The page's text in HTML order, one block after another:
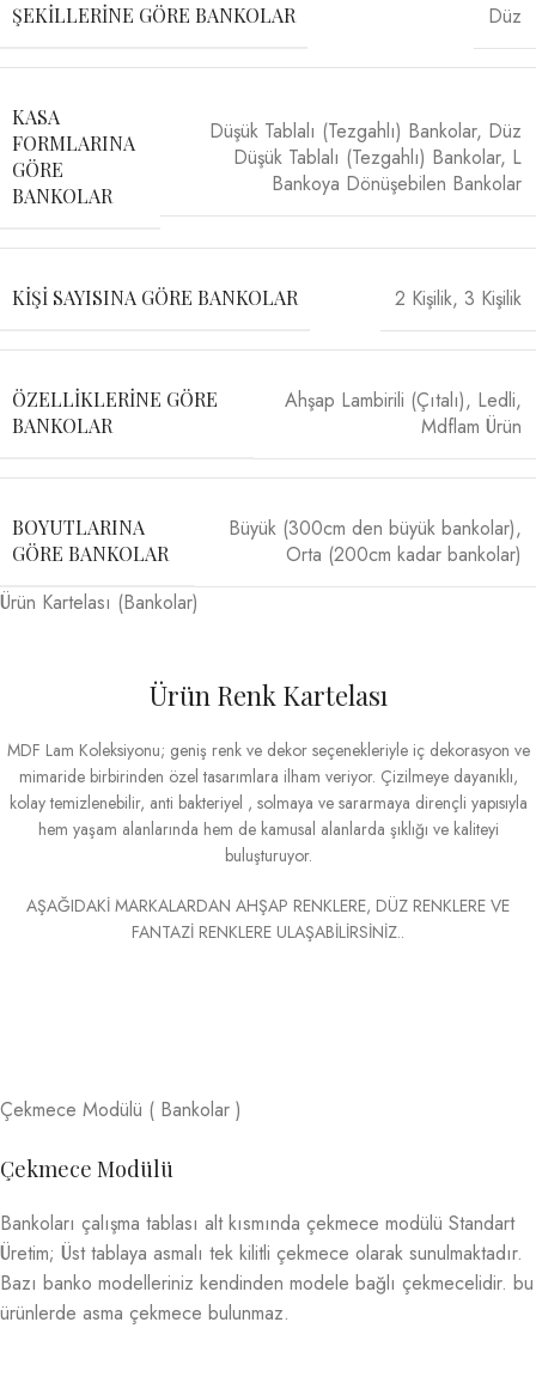
ŞEKILLERINE GÖRE BANKOLAR Düz
KASA
FORMLARINA
GÖRE
BANKOLAR
Düşük Tablalı (Tezgahlı) Bankolar, Düz
Düşük Tablalı (Tezgahlı) Bankolar, L
Bankoya Dönüşebilen Bankolar
KIŞI SAYISINA GÖRE BANKOLAR 2 Kişilik, 3 Kişilik
ÖZELLIKLERINE GÖRE
BANKOLAR
Ahşap Lambirili (Çıtalı), Ledli,
Mdflam Ürün
BOYUTLARINA
GÖRE BANKOLAR
Büyük (300cm den büyük bankolar),
Orta (200cm kadar bankolar)
Ürün Kartelası (Bankolar)
Ürün Renk Kartelası
MDF Lam Koleksiyonu; geniş renk ve dekor seçenekleriyle iç dekorasyon ve
mimaride birbirinden özel tasarımlara ilham veriyor. Çizilmeye dayanıklı,
kolay temizlenebilir, anti bakteriyel , solmaya ve sararmaya dirençli yapısıyla
hem yaşam alanlarında hem de kamusal alanlarda şıklığı ve kaliteyi
buluşturuyor.
AŞAĞIDAKİ MARKALARDAN AHŞAP RENKLERE, DÜZ RENKLERE VE
FANTAZİ RENKLERE ULAŞABİLİRSİNİZ..
Çekmece Modülü ( Bankolar )
Çekmece Modülü
Bankoları çalışma tablası alt kısmında çekmece modülü Standart
Üretim; Üst tablaya asmalı tek kilitli çekmece olarak sunulmaktadır.
Bazı banko modelleriniz kendinden modele bağlı çekmecelidir. bu
ürünlerde asma çekmece bulunmaz.